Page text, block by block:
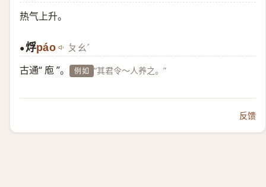
热气上升。
●烰páo ㄆㄠˊ
古通“ 庖 ”。 例如 “其君令～人养之。”
反馈